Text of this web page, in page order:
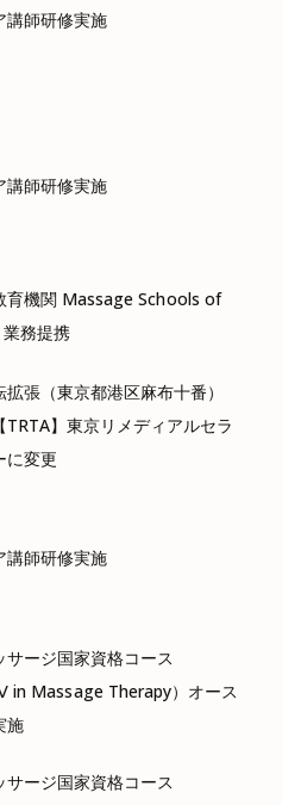
講師研修実施
講師研修実施
育機関 Massage Schools of
務提携
張（東京都港区麻布十番）
TRTA】東京リメディアルセラ
に変更
講師研修実施
ージ国家資格コース
in Massage Therapy）オース
施
ージ国家資格コース